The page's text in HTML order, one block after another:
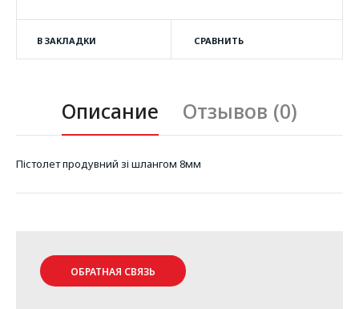
В ЗАКЛАДКИ СРАВНИТЬ
Описание Отзывов (0)
Пістолет продувний зі шлангом 8мм
ОБРАТНАЯ СВЯЗЬ